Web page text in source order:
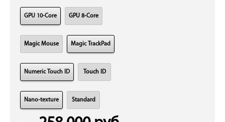
GPU 10-Core GPU 8-Core
Magic Mouse Magic TrackPad
Numeric Touch ID Touch ID
Nano-texture Standard